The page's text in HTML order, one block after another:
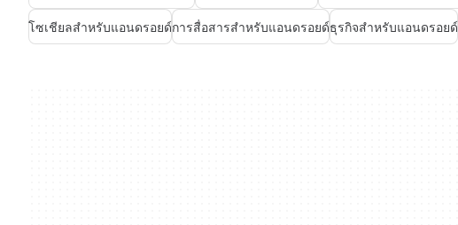
โซเชียลสำหรับแอนดรอยด์การสื่อสารสำหรับแอนดรอยด์ธุรกิจสำหรับแอนดรอยด์